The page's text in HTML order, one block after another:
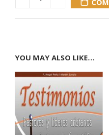
YOU MAY ALSO LIKE…